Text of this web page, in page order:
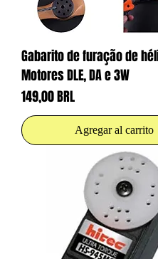
Gabarito de furação de
Motores DLE, DA e 3W
Precio
149,00 BRL
Agregar al carrito